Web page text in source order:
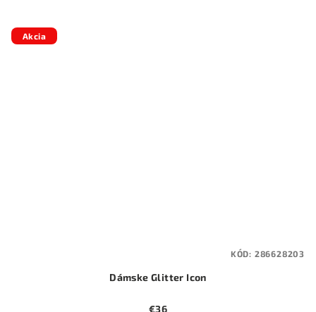
Akcia
Dámske Glitter Icon
€36
KÓD: 286628203